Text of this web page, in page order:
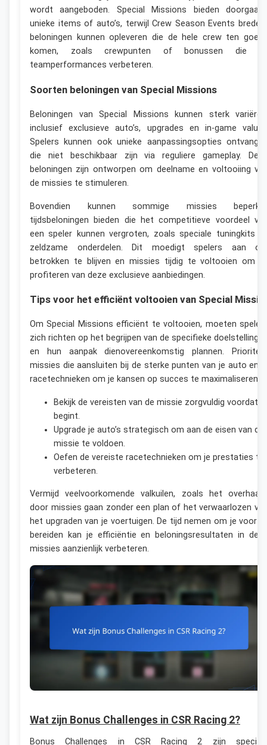
wordt aangeboden. Special Missions bieden
unieke items of auto’s, terwijl Crew Season Events
beloningen kunnen opleveren die de hele crew ten
komen, zoals crewpunten of bonussen die
teamperformances verbeteren.
Soorten beloningen van Special Missions
Beloningen van Special Missions kunnen sterk
inclusief exclusieve auto’s, upgrades en in-game
Spelers kunnen ook unieke aanpassingsopties
die niet beschikbaar zijn via reguliere gameplay.
beloningen zijn ontworpen om deelname en voltooiing
de missies te stimuleren.
Bovendien kunnen sommige missies
tijdsbeloningen bieden die het competitieve voordeel
een speler kunnen vergroten, zoals speciale tuningkits
zeldzame onderdelen. Dit moedigt spelers aan
betrokken te blijven en missies tijdig te voltooien om
profiteren van deze exclusieve aanbiedingen.
Tips voor het efficiënt voltooien van Special
Om Special Missions efficiënt te voltooien, moeten
zich richten op het begrijpen van de specifieke
en hun aanpak dienovereenkomstig plannen.
missies die aansluiten bij de sterke punten van je auto en
racetechnieken om je kansen op succes te maximaliseren.
Bekijk de vereisten van de missie zorgvuldig voordat je
begint.
Upgrade je auto’s strategisch om aan de eisen van de
missie te voldoen.
Oefen de vereiste racetechnieken om je prestaties te
verbeteren.
Vermijd veelvoorkomende valkuilen, zoals het
door missies gaan zonder een plan of het verwaarlozen
het upgraden van je voertuigen. De tijd nemen om je voor
bereiden kan je efficiëntie en beloningsresultaten in
missies aanzienlijk verbeteren.
Wat zijn Bonus Challenges in CSR Racing 2?
Bonus Challenges in CSR Racing 2 zijn